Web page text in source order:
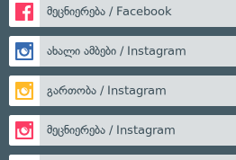
მეცნიერება / Facebook
ახალი ამბები / Instagram
გართობა / Instagram
მეცნიერება / Instagram